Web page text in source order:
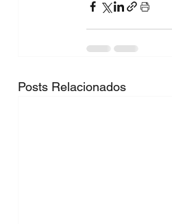
Posts Relacionados